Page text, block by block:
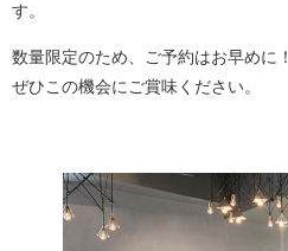
す。
数量限定のため、ご予約はお早めに！
ぜひこの機会にご賞味ください。